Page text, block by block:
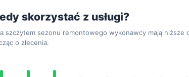
skorzystać z usługi?
szczytem sezonu remontowego wykonawcy mają
o zlecenia.